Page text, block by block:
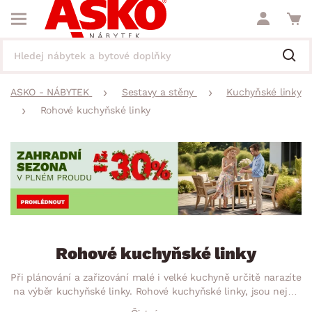
ASKO - NÁBYTEK Sestavy a stěny
Kuchyňské linky
Rohové kuchyňské linky
Rohové kuchyňské linky
Při plánování a zařizování malé i velké kuchyně určitě narazíte
na výběr kuchyňské linky. Rohové kuchyňské linky, jsou nejen